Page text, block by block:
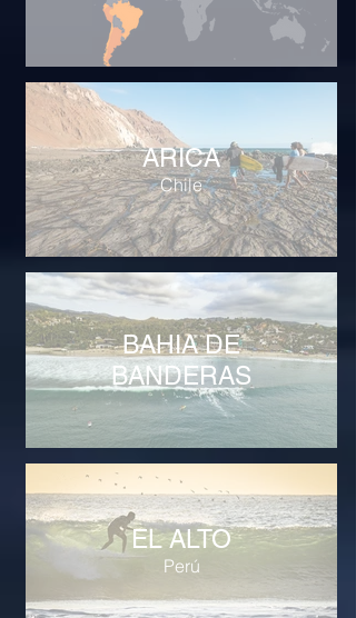
ARICA
Chile
BAHIA DE
BANDERAS
EL ALTO
Perú